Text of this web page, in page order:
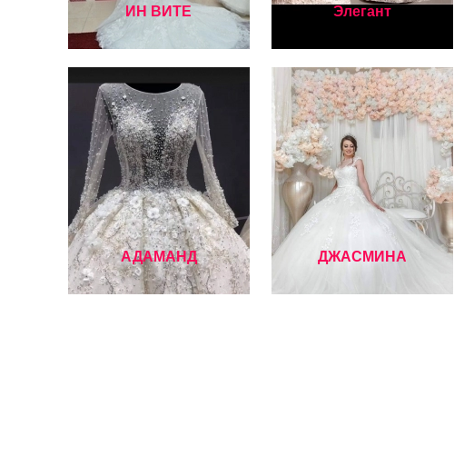
ИН ВИТЕ Элегант
АДАМАНД ДЖАСМИНА